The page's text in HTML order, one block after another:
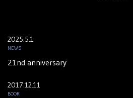
2025.5.1
NEWS
21nd anniversary
2017.12.11
BOOK